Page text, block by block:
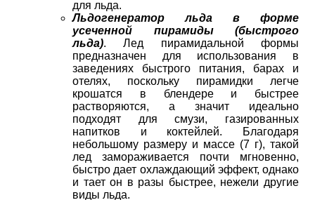
для льда.
Льдогенератор льда в форме
усеченной пирамиды (быстрого
льда). Лед пирамидальной формы
предназначен для использования в
заведениях быстрого питания, барах и
отелях, поскольку пирамидки легче
крошатся в блендере и быстрее
растворяются, а значит идеально
подходят для смузи, газированных
напитков и коктейлей. Благодаря
небольшому размеру и массе (7 г), такой
лед замораживается почти мгновенно,
быстро дает охлаждающий эффект, однако
и тает он в разы быстрее, нежели другие
виды льда.